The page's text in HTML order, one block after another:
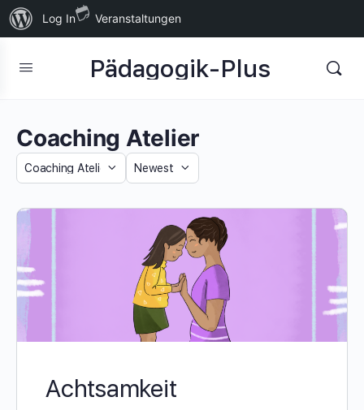
Über
WordPress
Log In Veranstaltungen
Pädagogik-Plus
Coaching Atelier
Category
Sort
Achtsamkeit